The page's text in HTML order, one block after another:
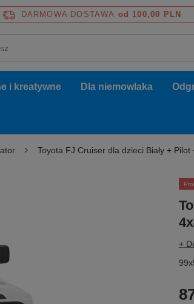
DARMOWA DOSTAWA od 100,00 PLN
i kreatywne Dla niemowlaka
Toyota FJ Cruiser dla dzieci Biały +
+